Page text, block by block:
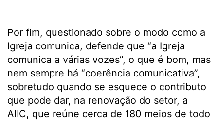
Por fim, questionado sobre o modo como a
Igreja comunica, defende que “a Igreja
comunica a várias vozes”, o que é bom, mas
nem sempre há “coerência comunicativa”,
sobretudo quando se esquece o contributo
que pode dar, na renovação do setor, a
AIIC, que reúne cerca de 180 meios de todo